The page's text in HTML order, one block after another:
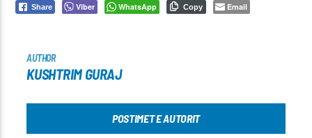
Share Viber WhatsApp Copy Email
AUTHOR
KUSHTRIM GURAJ
POSTIMET E AUTORIT